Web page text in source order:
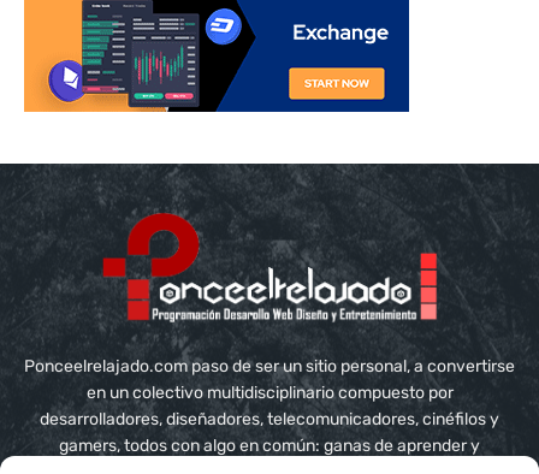
Ponceelrelajado.com paso de ser un sitio personal, a convertirse
en un colectivo multidisciplinario compuesto por
desarrolladores, diseñadores, telecomunicadores, cinéfilos y
gamers, todos con algo en común: ganas de aprender y